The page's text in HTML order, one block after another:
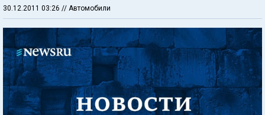
30.12.2011 03:26 // Автомобили